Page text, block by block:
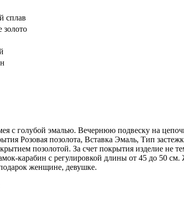
сплав
золото
с голубой эмалью. Вечернюю подвеску на
Розовая позолота, Вставка Эмаль, Тип
позолотой. За счет покрытия изделие не
карабин с регулировкой длины от 45 до 50
женщине, девушке.